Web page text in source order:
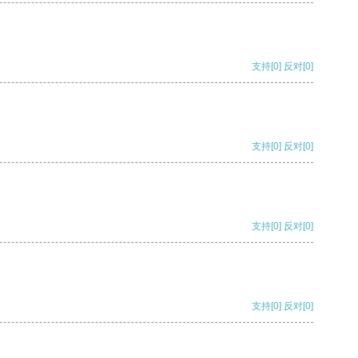
支持[0] 反对[0]
支持[0] 反对[0]
支持[0] 反对[0]
支持[0] 反对[0]